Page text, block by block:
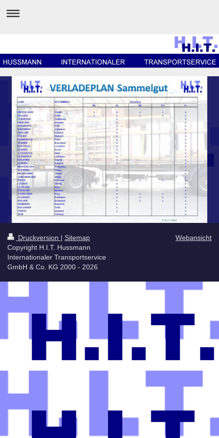
Druckversion | Sitemap
Copyright H.I.T. Hussmann
Internationaler Transportservice
GmbH & Co. KG 2000 - 2026
Webansicht